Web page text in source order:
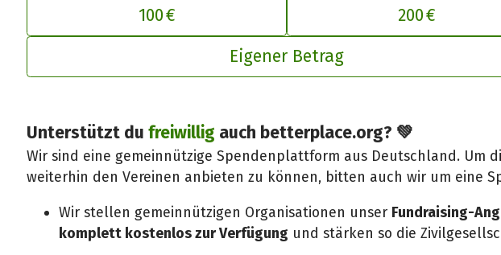
100 €
200 €
Eigener Betrag
Unterstützt dufreiwillig auch betterplace.org? 💚
Wir sind eine gemeinnützige Spendenplattform aus Deutschland. Um
weiterhin den Vereinen anbieten zu können, bitten auch wir um eine
Wir stellen gemeinnützigen Organisationen unser Fundraising-
komplett kostenlos zur Verfügung und stärken so die
Deinen Beitrag